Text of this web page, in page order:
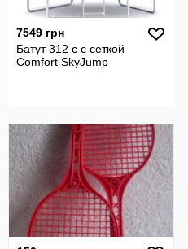
7549 грн
Батут 312 с с сеткой
Comfort SkyJump